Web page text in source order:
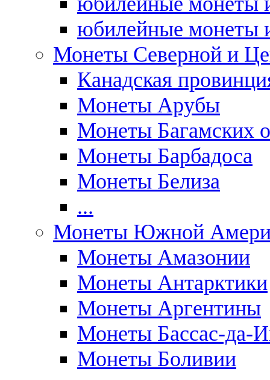
юбилейные монеты
Монеты Северной и
Канадская
Монеты Арубы
Монеты Багамских
Монеты Барбадоса
Монеты Белиза
...
Монеты Южной
Монеты Амазонии
Монеты Антарктики
Монеты Аргентины
Монеты Бассас-да-
Монеты Боливии